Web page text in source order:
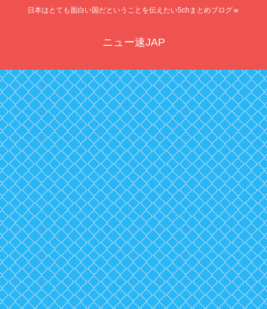
日本はとても面白い国だということを伝えたい5chまとめブログｗ
ニュー速JAP